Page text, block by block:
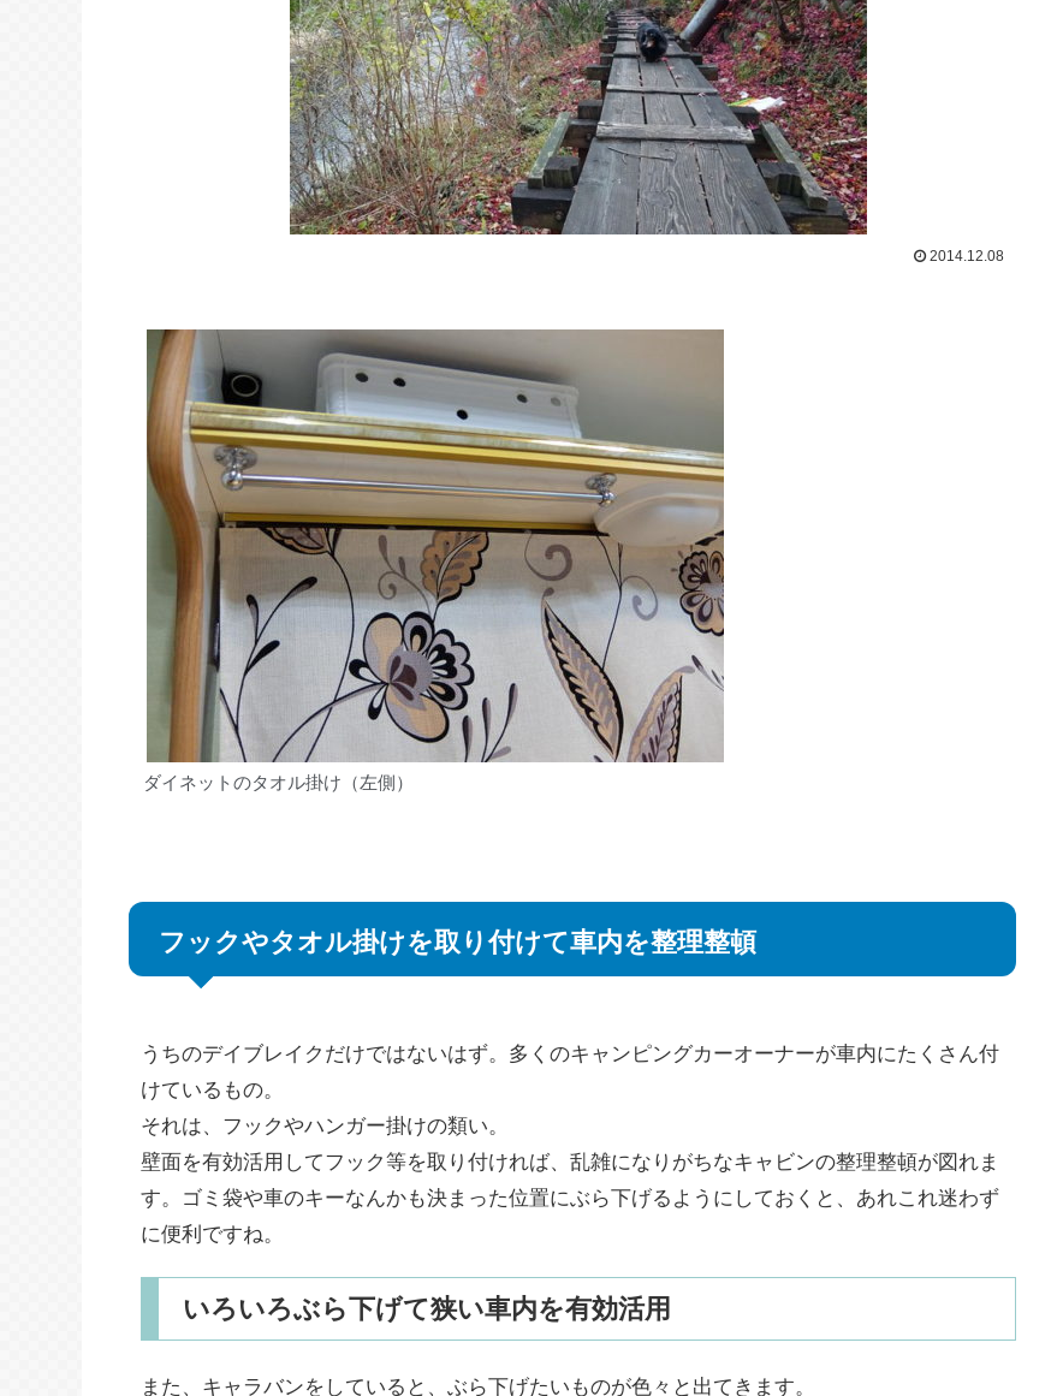
2014.12.08
ダイネットのタオル掛け（左側）
フックやタオル掛けを取り付けて車内を整理整頓
うちのデイブレイクだけではないはず。多くのキャンピングカーオーナーが車内にたくさん付
けているもの。
それは、フックやハンガー掛けの類い。
壁面を有効活用してフック等を取り付ければ、乱雑になりがちなキャビンの整理整頓が図れま
す。ゴミ袋や車のキーなんかも決まった位置にぶら下げるようにしておくと、あれこれ迷わず
に便利ですね。
いろいろぶら下げて狭い車内を有効活用
また、キャラバンをしていると、ぶら下げたいものが色々と出てきます。